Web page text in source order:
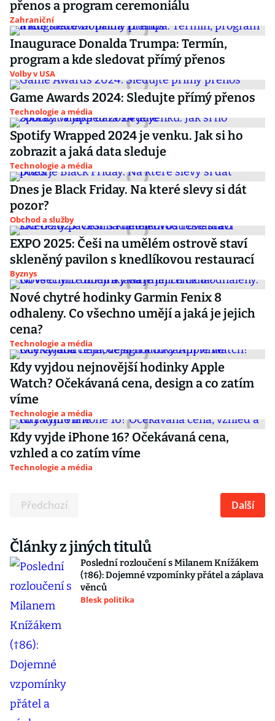
přenos a program ceremoniálu
Zahraniční
Inaugurace Donalda Trumpa: Termín,
program a kde sledovat přímý přenos
Volby v USA
Game Awards 2024: Sledujte přímý přenos
Technologie a média
Spotify Wrapped 2024 je venku. Jak si ho
zobrazit a jaká data sleduje
Technologie a média
Dnes je Black Friday. Na které slevy si dát
pozor?
Obchod a služby
EXPO 2025: Češi na umělém ostrově staví
skleněný pavilon s knedlíkovou restaurací
Byznys
Nové chytré hodinky Garmin Fenix 8
odhaleny. Co všechno umějí a jaká je jejich
cena?
Technologie a média
Kdy vyjdou nejnovější hodinky Apple
Watch? Očekávaná cena, design a co zatím
víme
Technologie a média
Kdy vyjde iPhone 16? Očekávaná cena,
vzhled a co zatím víme
Technologie a média
Předchozí Další
Články z jiných titulů
Poslední rozloučení s Milanem Knížákem
(†86): Dojemné vzpomínky přátel a záplava
věnců
Blesk politika